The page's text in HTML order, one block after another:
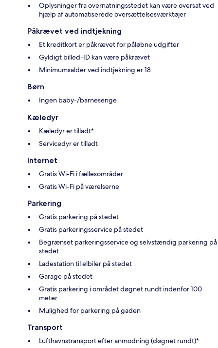
Oplysninger fra overnatningsstedet kan være oversat ved
hjælp af automatiserede oversættelsesværktøjer
Påkrævet ved indtjekning
Et kreditkort er påkrævet for påløbne udgifter
Gyldigt billed-ID kan være påkrævet
Minimumsalder ved indtjekning er 18
Børn
Ingen baby-/barnesenge
Kæledyr
Kæledyr er tilladt*
Servicedyr er tilladt
Internet
Gratis Wi-Fi i fællesområder
Gratis Wi-Fi på værelserne
Parkering
Gratis parkering på stedet
Gratis parkeringsservice på stedet
Begrænset parkeringsservice og selvstændig parkering på
stedet
Ladestation til elbiler på stedet
Garage på stedet
Gratis parkering i området døgnet rundt indenfor 100
meter
Mulighed for parkering på gaden
Transport
Lufthavnstransport efter anmodning (døgnet rundt)*